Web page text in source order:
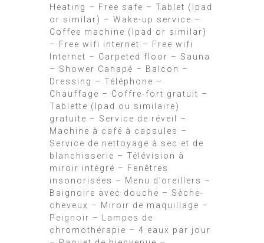
Heating – Free safe – Tablet (lpad
or similar) – Wake-up service –
Coffee machine (lpad or similar)
– Free wifi internet – Free wifi
Internet – Carpeted floor – Sauna
– Shower Canapé – Balcon –
Dressing – Téléphone –
Chauffage – Coffre-fort gratuit –
Tablette (lpad ou similaire)
gratuite – Service de réveil –
Machine à café à capsules –
Service de nettoyage à sec et de
blanchisserie – Télévision à
miroir intégré – Fenêtres
insonorisées – Menu d’oreillers –
Baignoire avec douche – Sèche-
cheveux – Miroir de maquillage –
Peignoir – Lampes de
chromothérapie – 4 eaux par jour